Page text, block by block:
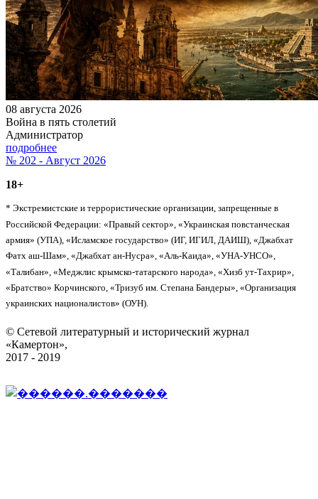
08 августа 2026
Война в пять столетий
Администратор
подробнее
№ 202 - Август 2026
18+
* Экстремистские и террористические организации, запрещенные в
Российской Федерации: «Правый сектор», «Украинская повстанческая
армия» (УПА), «Исламское государство» (ИГ, ИГИЛ, ДАИШ), «Джабхат
Фатх аш-Шам», «Джабхат ан-Нусра», «Аль-Каида», «УНА-УНСО»,
«Талибан», «Меджлис крымско-татарского народа», «Хизб ут-Тахрир»,
«Братство» Корчинского, «Тризуб им. Степана Бандеры», «Организация
украинских националистов» (ОУН).
© Сетевой литературный и исторический журнал
«Камертон»,
2017 - 2019